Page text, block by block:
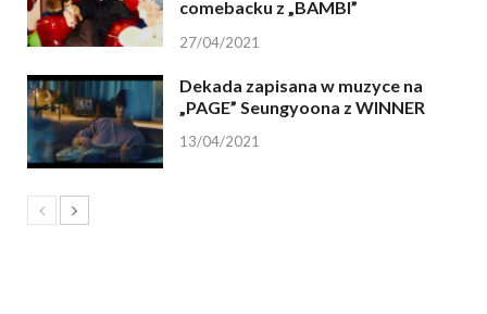
comebacku z „BAMBI”
27/04/2021
Dekada zapisana w muzyce na
„PAGE” Seungyoona z WINNER
13/04/2021